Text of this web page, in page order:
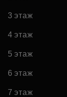
3 этаж
4 этаж
5 этаж
6 этаж
7 этаж